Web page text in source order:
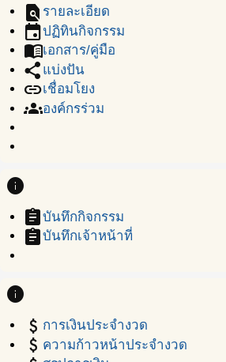
find_in_page รายละเอียด
eventปฏิทินกิจกรรม
menu_bookเอกสาร/คู่มือ
share แบ่งปัน
linkเชื่อมโยง
groupsองค์กรร่วม
info
assignmentบันทึกกิจกรรม
assignmentบันทึกเจ้าหน้าที่
info
attach_money การเงินประจำงวด
attach_money ความก้าวหน้าประจำงวด